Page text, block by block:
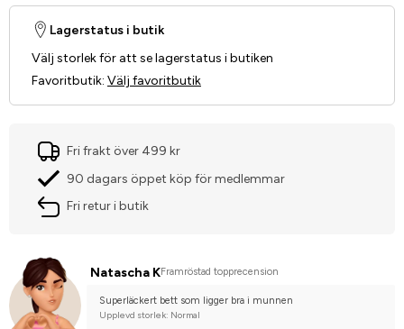
Lagerstatus i butik
Välj storlek för att se lagerstatus i butiken
Favoritbutik: Välj favoritbutik
Fri frakt över 499 kr
90 dagars öppet köp för medlemmar
Fri retur i butik
Natascha KFramröstad topprecension
Superläckert bett som ligger bra i munnen
Upplevd storlek: Normal